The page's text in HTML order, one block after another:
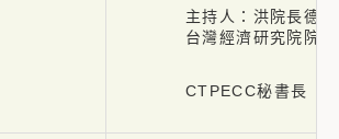
主持人：洪院長德生
台灣經濟研究院院長
CTPECC秘書長